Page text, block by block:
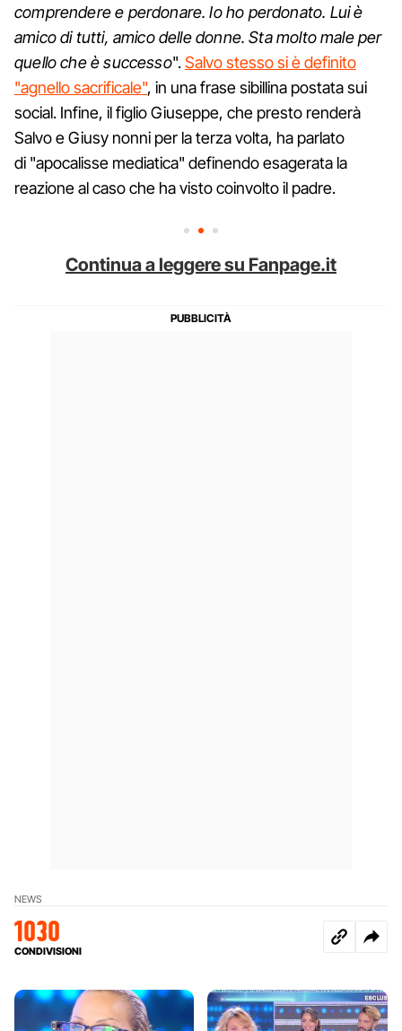
comprendere e perdonare. Io ho perdonato. Lui è
amico di tutti, amico delle donne. Sta molto male per
quello che è successo".Salvo stesso si è definito
"agnello sacrificale", in una frase sibillina postata sui
social. Infine, il figlio Giuseppe, che presto renderà
Salvo e Giusy nonni per la terza volta, ha parlato
di "apocalisse mediatica" definendo esagerata la
reazione al caso che ha visto coinvolto il padre.
Continua a leggere su Fanpage.it
NEWS
1030
CONDIVISIONI